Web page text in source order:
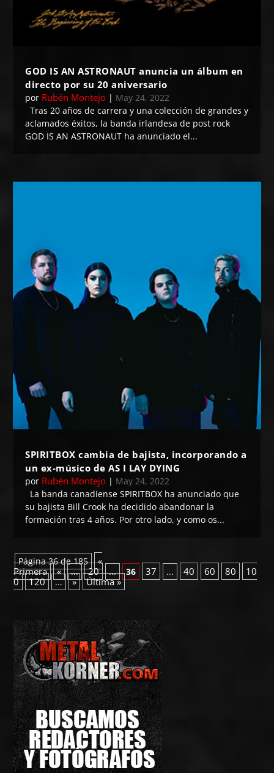
GOD IS AN ASTRONAUT anuncia un álbum en
directo por su 20 aniversario
por Rubén Montejo | May 24, 2022
Tras 20 años de carrera y una colección de grandes y
aclamados éxitos, la banda irlandesa de post rock
GOD IS AN ASTRONAUT ha anunciado el...
SPIRITBOX cambia de bajista, incorporando a
un ex-músico de AS I LAY DYING
por Rubén Montejo | May 24, 2022
La banda canadiense SPIRITBOX ha anunciado que
su bajista Bill Crook ha decidido abandonar la
formación tras 4 años. Por otro lado, y como os...
Página 36 de 185
«
Primera
« ... 20 ... 36 37 ... 40 60 80
10
0
120 ... » Última »